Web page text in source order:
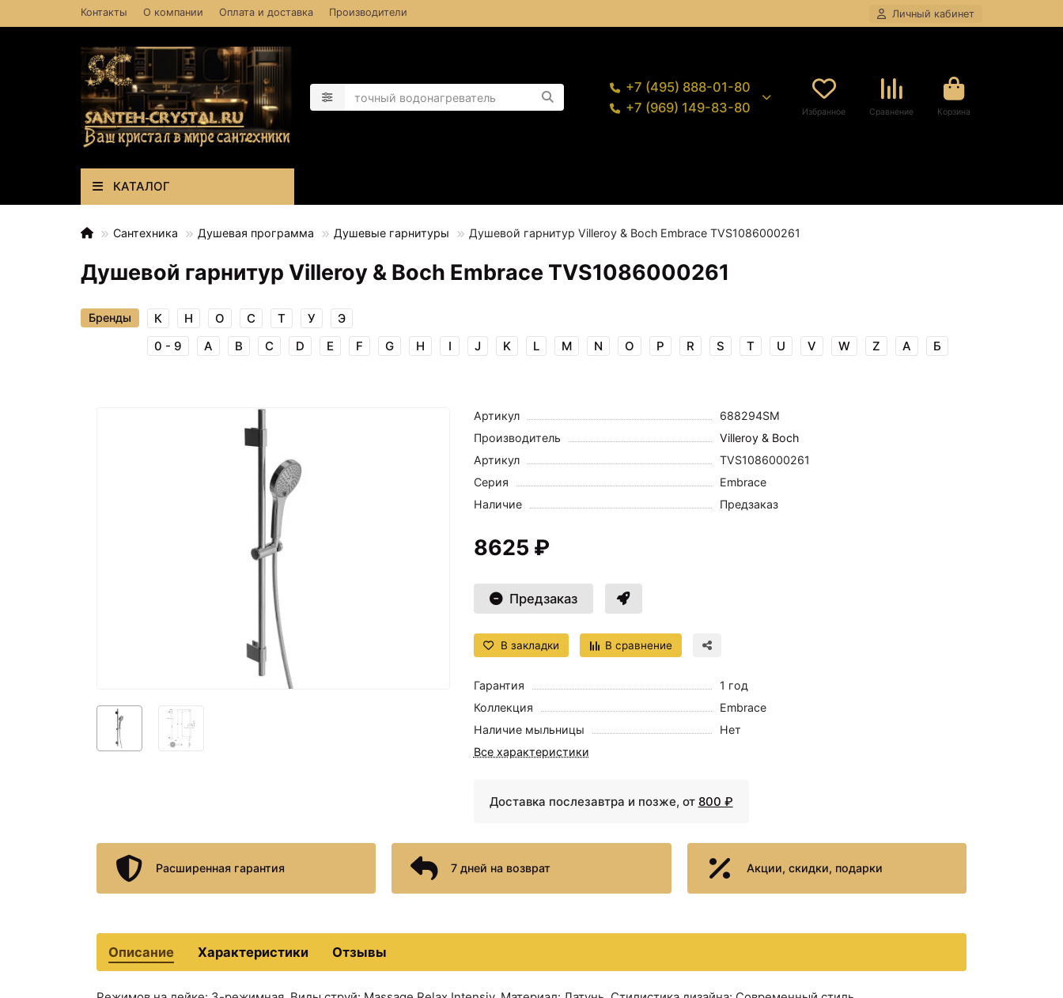
Контакты О компании Оплата и доставка Производители Личный кабинет
+7 (495) 888-01-80
+7 (969) 149-83-80
Избранное Сравнение Корзина
КАТАЛОГ
Сантехника Душевая программа Душевые гарнитуры Душевой гарнитур Villeroy & Boch Embrace TVS1086000261
Душевой гарнитур Villeroy & Boch Embrace TVS1086000261
Бренды
0 - 9 A B C D E F G H I J K L M N O P R S T U V W Z А Б
К Н О С Т У Э
Артикул
688294SM
Производитель
Villeroy & Boch
Артикул
TVS1086000261
Серия
Embrace
Наличие
Предзаказ
8625 ₽
Предзаказ
В закладки В сравнение
Гарантия
1 год
Коллекция
Embrace
Наличие мыльницы
Нет
Все характеристики
Доставка послезавтра и позже, от 800 ₽
Расширенная гарантия 7 дней на возврат Акции, скидки, подарки
Описание Характеристики Отзывы